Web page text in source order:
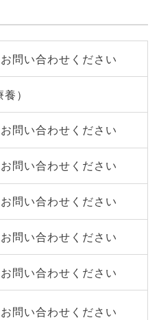
問い合わせください
）
問い合わせください
問い合わせください
問い合わせください
問い合わせください
問い合わせください
問い合わせください